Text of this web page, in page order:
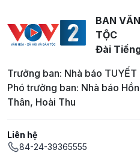
BAN
TỘC
Đài
Trưởng ban: Nhà báo TUYẾT
Phó trưởng ban: Nhà báo
Thân, Hoài Thu
Liên hệ
84-24-39365555